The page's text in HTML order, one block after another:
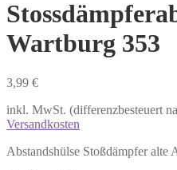
Wartburg 353
3,99 €
inkl. MwSt. (differenzbesteuert
Versandkosten
Abstandshülse Stoßdämpfer alte